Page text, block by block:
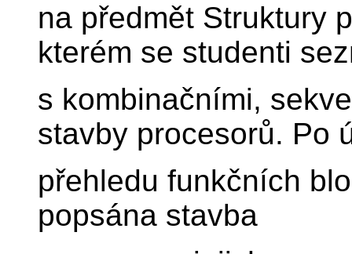
na předmět Struktury
kterém se studenti
s kombinačními,
stavby procesorů. Po
přehledu funkčních
popsána stavba